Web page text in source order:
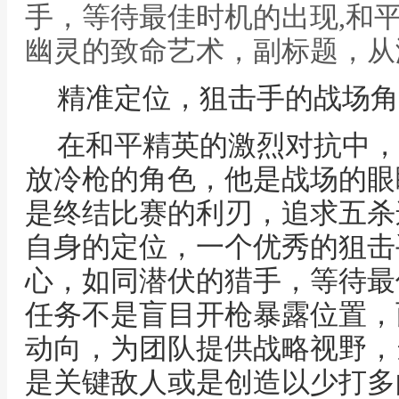
手，等待最佳时机的出现,和
幽灵的致命艺术，副标题，
精准定位，狙击手的战场
在和平精英的激烈对抗中
放冷枪的角色，他是战场的
是终结比赛的利刃，追求五
自身的定位，一个优秀的狙
心，如同潜伏的猎手，等待
任务不是盲目开枪暴露位置
动向，为团队提供战略视野
是关键敌人或是创造以少打